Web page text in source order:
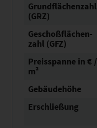
Grundflächen­zahl
(GRZ)
Geschoßflächen­
zahl (GFZ)
Preisspanne in € /
m²
Gebäudehöhe
Erschließung